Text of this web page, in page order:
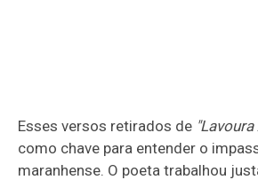
Esses versos retirados de "Lavoura
como chave para entender o
maranhense. O poeta trabalhou